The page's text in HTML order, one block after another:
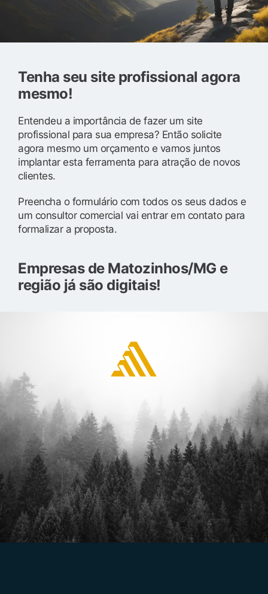
Tenha seu site profissional agora
mesmo!
Entendeu a importância de fazer um site
profissional para sua empresa? Então solicite
agora mesmo um orçamento e vamos juntos
implantar esta ferramenta para atração de novos
clientes.
Preencha o formulário com todos os seus dados e
um consultor comercial vai entrar em contato para
formalizar a proposta.
Empresas de Matozinhos/MG e
região já são digitais!